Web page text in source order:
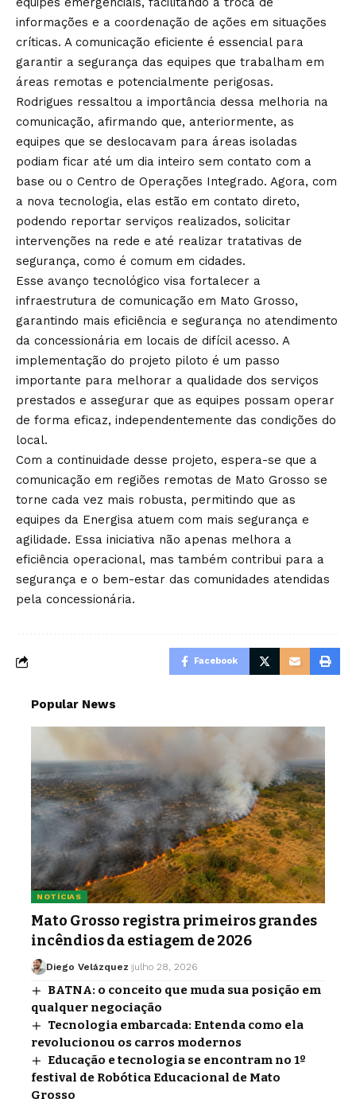
informações e a coordenação de ações em situações
críticas. A comunicação eficiente é essencial para
garantir a segurança das equipes que trabalham em
áreas remotas e potencialmente perigosas.
Rodrigues ressaltou a importância dessa melhoria na
comunicação, afirmando que, anteriormente, as
equipes que se deslocavam para áreas isoladas
podiam ficar até um dia inteiro sem contato com a
base ou o Centro de Operações Integrado. Agora, com
a nova tecnologia, elas estão em contato direto,
podendo reportar serviços realizados, solicitar
intervenções na rede e até realizar tratativas de
segurança, como é comum em cidades.
Esse avanço tecnológico visa fortalecer a
infraestrutura de comunicação em Mato Grosso,
garantindo mais eficiência e segurança no atendimento
da concessionária em locais de difícil acesso. A
implementação do projeto piloto é um passo
importante para melhorar a qualidade dos serviços
prestados e assegurar que as equipes possam operar
de forma eficaz, independentemente das condições do
local.
Com a continuidade desse projeto, espera-se que a
comunicação em regiões remotas de Mato Grosso se
torne cada vez mais robusta, permitindo que as
equipes da Energisa atuem com mais segurança e
agilidade. Essa iniciativa não apenas melhora a
eficiência operacional, mas também contribui para a
segurança e o bem-estar das comunidades atendidas
pela concessionária.
Facebook
Popular News
NOTÍCIAS
Mato Grosso registra primeiros grandes
incêndios da estiagem de 2026
Diego Velázquez julho 28, 2026
BATNA: o conceito que muda sua posição em
qualquer negociação
Tecnologia embarcada: Entenda como ela
revolucionou os carros modernos
Educação e tecnologia se encontram no 1º
festival de Robótica Educacional de Mato
Grosso